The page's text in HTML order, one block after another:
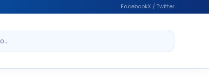
FacebookX / Twitter